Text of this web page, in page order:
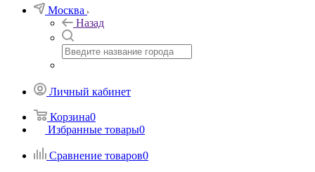
Москва
Назад
Личный кабинет
Корзина0
Избранные товары0
Сравнение товаров0